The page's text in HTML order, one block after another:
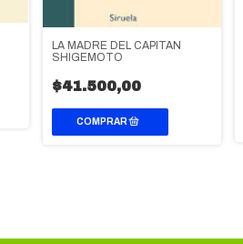
LA MADRE DEL CAPITAN
SHIGEMOTO
$41.500,00